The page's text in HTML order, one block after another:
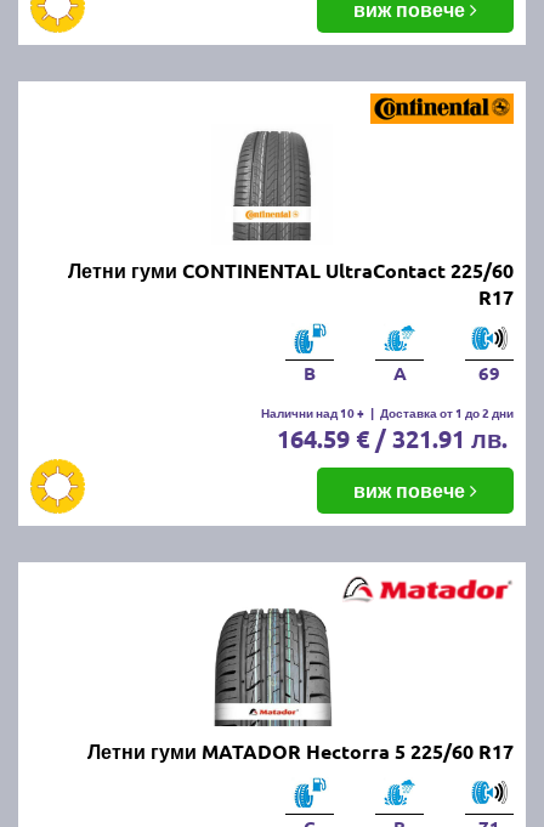
виж повече
Летни гуми CONTINENTAL UltraContact 225/60
R17
B A 69
Налични над 10 + | Доставка от 1 до 2 дни
164.59 € / 321.91 лв.
виж повече
Летни гуми MATADOR Hectorra 5 225/60 R17